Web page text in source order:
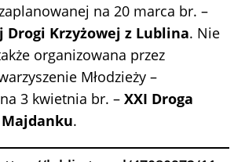
na 20 marca br. –
Drogi Krzyżowej z Lublina. Nie
organizowana przez
Młodzieży –
3 kwietnia br. – XXI Droga
.